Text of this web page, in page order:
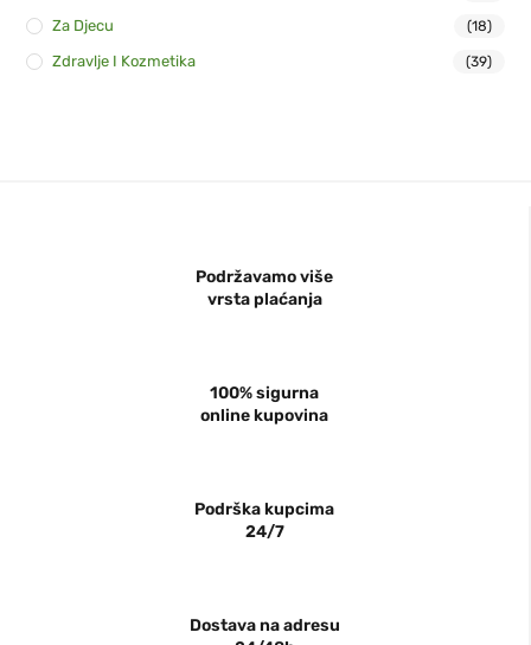
Za Djecu (18)
Zdravlje I Kozmetika (39)
Podržavamo više
vrsta plaćanja
100% sigurna
online kupovina
Podrška kupcima
24/7
Dostava na adresu